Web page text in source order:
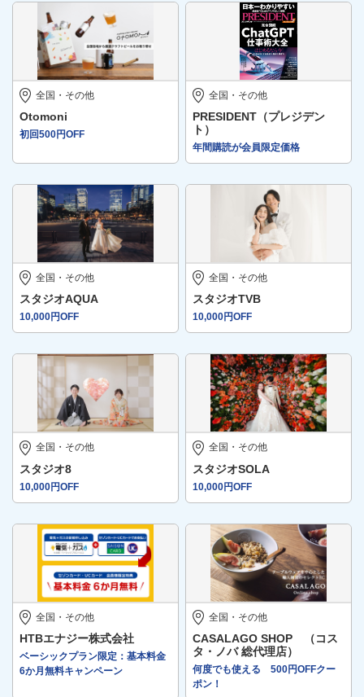
全国・その他
Otomoni
初回500円OFF
全国・その他
PRESIDENT（プレジデン
ト）
年間購読が会員限定価格
全国・その他
スタジオAQUA
10,000円OFF
全国・その他
スタジオTVB
10,000円OFF
全国・その他
スタジオ8
10,000円OFF
全国・その他
スタジオSOLA
10,000円OFF
全国・その他
HTBエナジー株式会社
ベーシックプラン限定：基本料金
6か月無料キャンペーン
全国・その他
CASALAGO SHOP （コス
タ・ノバ 総代理店）
何度でも使える 500円OFFクー
ポン！